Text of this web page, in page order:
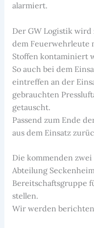
alarmiert.
Der GW Logistik wird
dem Feuerwehrleute
Stoffen kontaminiert
So auch bei dem
eintreffen an der
gebrauchten
getauscht.
Passend zum Ende
aus dem Einsatz
Die kommenden
Abteilung
Bereitschaftsgruppe
stellen.
Wir werden